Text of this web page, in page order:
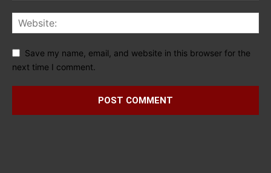
Save my name, email, and website in this browser for the
next time I comment.